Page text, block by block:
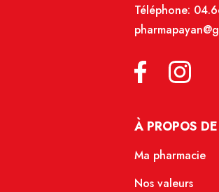
Téléphone:
À PROPOS
Ma pharmacie
Nos valeurs